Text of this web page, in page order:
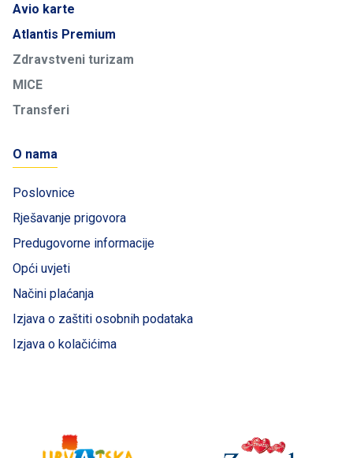
Avio karte
Atlantis Premium
Zdravstveni turizam
MICE
Transferi
O nama
Poslovnice
Rješavanje prigovora
Predugovorne informacije
Opći uvjeti
Načini plaćanja
Izjava o zaštiti osobnih podataka
Izjava o kolačićima